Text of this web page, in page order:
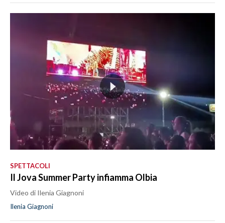
SPETTACOLI
Il Jova Summer Party infiamma Olbia
Video di Ilenia Giagnoni
Ilenia Giagnoni